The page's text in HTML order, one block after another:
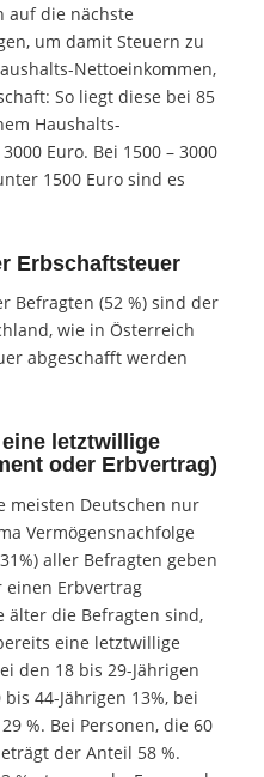
auf die nächste
um damit Steuern zu
Nettoeinkommen,
So liegt diese bei 85
Haushalts-
Euro. Bei 1500 – 3000
1500 Euro sind es
Erbschaftsteuer
Befragten (52 %) sind der
wie in Österreich
abgeschafft werden
letztwillige
oder Erbvertrag)
meisten Deutschen nur
Vermögensnachfolge
aller Befragten geben
einen Erbvertrag
älter die Befragten sind,
eine letztwillige
den 18 bis 29-Jährigen
44-Jährigen 13%, bei
%. Bei Personen, die 60
der Anteil 58 %.